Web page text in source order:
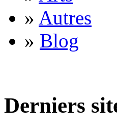
» Autres
» Blog
Derniers